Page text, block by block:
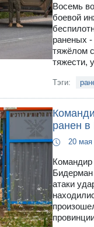
Восемь
боевой
раненых
тяжёлом
тяжести,
Тэги:
ранен
20 мая
Командир
Бидерман
атаки